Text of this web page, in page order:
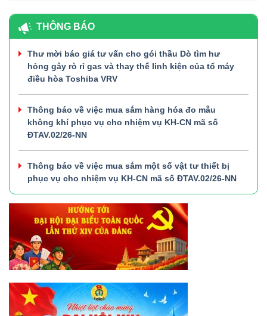
THÔNG BÁO
Thư mời báo giá tư vấn cho gói thầu Dò tìm hư
hỏng gây rò rỉ gas và thay thế linh kiện của tổ máy
điều hòa Toshiba VRV
Thông báo về việc mua sắm hàng hóa đo mẫu
không khí phục vụ cho nhiệm vụ KH-CN mã số
ĐTAV.02/26-NN
Thông báo về việc mua sắm một số vật tư thiết bị
phục vụ cho nhiệm vụ KH-CN mã số ĐTAV.02/26-NN